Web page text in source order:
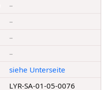
–
–
–
–
siehe Unterseite
LYR-SA-01-05-0076